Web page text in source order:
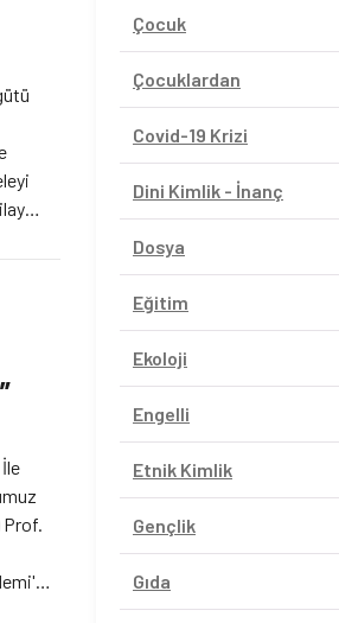
bir
İle
Prof.
Çocuk
Çocuklardan
Covid-19 Krizi
Dini Kimlik - İnanç
Dosya
Eğitim
Ekoloji
Engelli
Etnik Kimlik
Gençlik
Gıda